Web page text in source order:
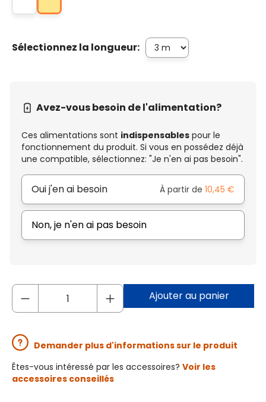
Sélectionnez la longueur:
Avez-vous besoin de l'alimentation?
Ces alimentations sont indispensables pour le
fonctionnement du produit. Si vous en possédez déjà
une compatible, sélectionnez: "Je n'en ai pas besoin".
Oui j'en ai besoin À partir de 10,45 €
Non, je n'en ai pas besoin
Ajouter au panier
Demander plus d'informations sur le produit
Êtes-vous intéressé par les accessoires? Voir les
accessoires conseillés